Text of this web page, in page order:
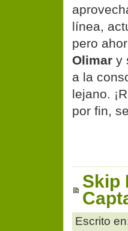
línea,
pero
Olimar y
a la
lejano.
por fin,
Skip
Escrito